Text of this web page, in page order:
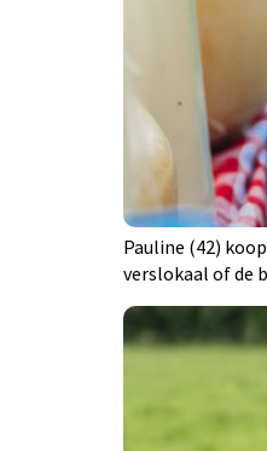
Pauline (42)
verslokaal of de